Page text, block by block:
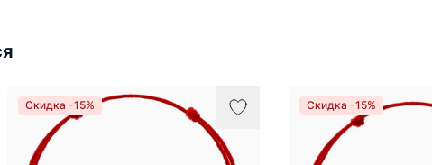
Скидка -15% Скидка -15%